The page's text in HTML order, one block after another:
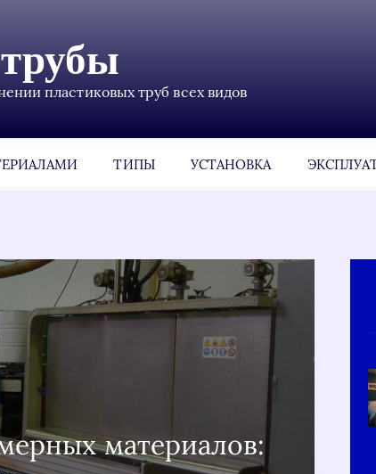
пластиковых труб всех видов
ТИПЫ УСТАНОВКА
материалов: